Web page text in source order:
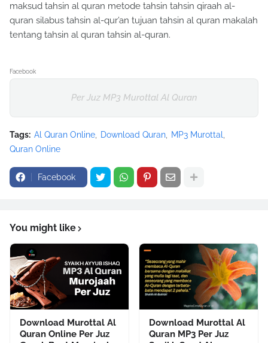
maksud tahsin al quran metode tahsin tahsin qiraah al-
quran silabus tahsin al-qur’an tujuan tahsin al quran makalah
tentang tahsin al quran tahsin al-quran.
Facebook
Per Juz MP3 Murottal Al Quran
Tags: Al Quran Online Download Quran
MP3 Murottal
Quran Online
Facebook
You might like
Download Murottal Al
Quran Online Per Juz
Download Murottal Al
Quran MP3 Per Juz